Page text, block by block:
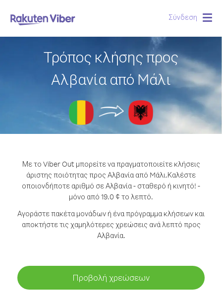
Σύνδεση
Τρόπος κλήσης προς
Αλβανία από Mάλι
Με το Viber Out μπορείτε να πραγματοποιείτε κλήσεις
άριστης ποιότητας προς Αλβανία από Mάλι.Καλέστε
οποιονδήποτε αριθμό σε Αλβανία - σταθερό ή κινητό! -
μόνο από 19.0 ¢ το λεπτό.
Αγοράστε πακέτα μονάδων ή ένα πρόγραμμα κλήσεων και
αποκτήστε τις χαμηλότερες χρεώσεις ανά λεπτό προς
Αλβανία.
Προβολή χρεώσεων